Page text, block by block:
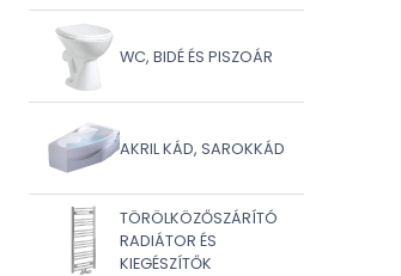
WC, BIDÉ ÉS PISZOÁR
AKRIL KÁD, SAROKKÁD
TÖRÖLKÖZŐSZÁRÍTÓ
RADIÁTOR ÉS
KIEGÉSZÍTŐK